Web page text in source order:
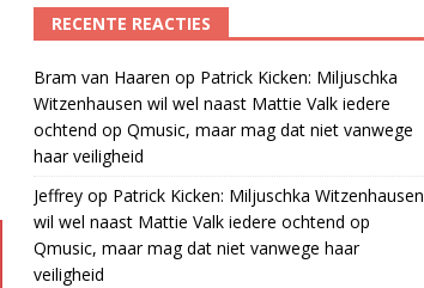
RECENTE REACTIES
Bram van Haaren op Patrick Kicken: Miljuschka
Witzenhausen wil wel naast Mattie Valk iedere
ochtend op Qmusic, maar mag dat niet vanwege
haar veiligheid
Jeffreyop Patrick Kicken: Miljuschka Witzenhausen
wil wel naast Mattie Valk iedere ochtend op
Qmusic, maar mag dat niet vanwege haar
veiligheid